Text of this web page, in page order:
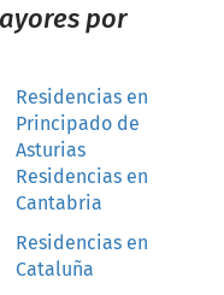
por
Residencias en
Principado de
Asturias
Residencias en
Cantabria
Residencias en
Cataluña